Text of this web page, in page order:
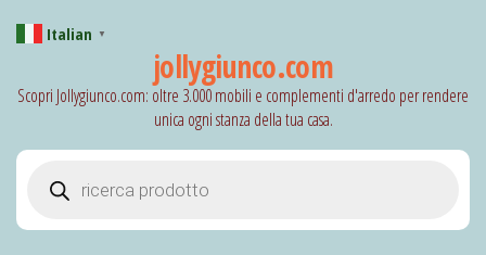
jollygiunco.com
Scopri Jollygiunco.com: oltre 3.000 mobili e complementi d'arredo per rendere
unica ogni stanza della tua casa.
Italian ▼